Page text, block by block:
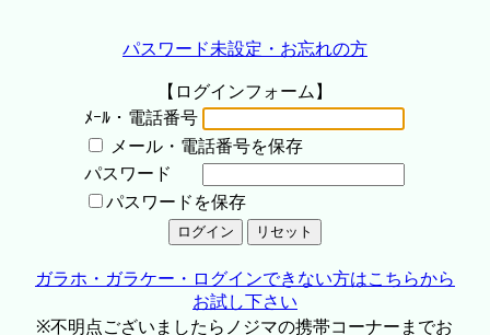
パスワード未設定・お忘れの方
【ログインフォーム】
ﾒｰﾙ・電話番号
メール・電話番号を保存
パスワード
パスワードを保存
ガラホ・ガラケー・ログインできない方はこちらから
お試し下さい
※不明点ございましたらノジマの携帯コーナーまでお